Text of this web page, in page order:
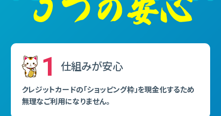
1 仕組みが安⼼
クレジットカードの「ショッピング枠」を現⾦化するため
無理なご利⽤になりません。